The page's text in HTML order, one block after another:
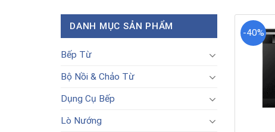
DANH MỤC SẢN PHẨM
Bếp Từ
Bộ Nồi & Chảo Từ
Dụng Cụ Bếp
Lò Nướng
-40%